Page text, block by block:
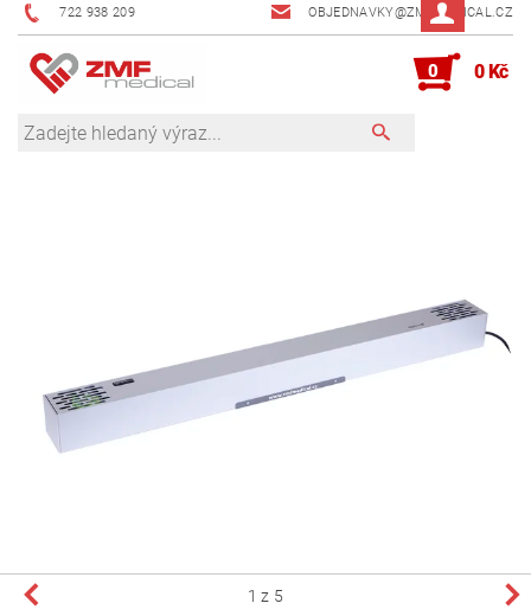
722 938 209 OBJEDNAVKY@ZMFMEDICAL.CZ
0 0 Kč
1 z 5